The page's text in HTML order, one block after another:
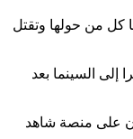
كل من حولها وتقتل
إلى السينما بعد
على منصة شاهد